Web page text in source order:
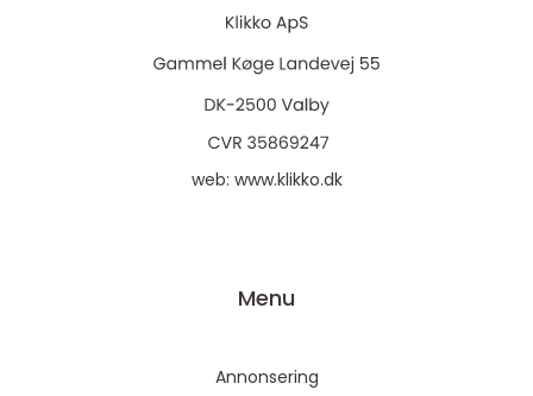
web: www.klikko.dk
Menu
Annonsering